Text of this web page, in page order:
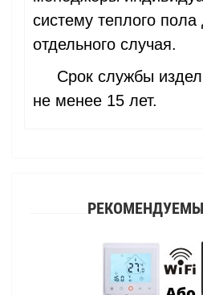
систему теплого
отдельного случая.
Срок службы
не менее 15 лет.